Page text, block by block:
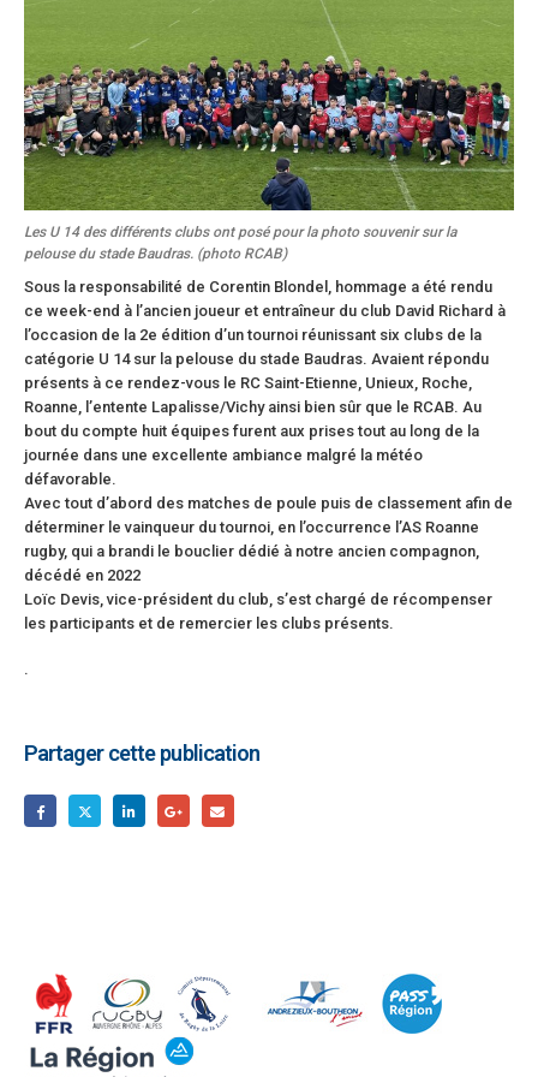
Les U 14 des différents clubs ont posé pour la photo souvenir sur la
pelouse du stade Baudras. (photo RCAB)
Sous la responsabilité de Corentin Blondel, hommage a été rendu
ce week-end à l’ancien joueur et entraîneur du club David Richard à
l’occasion de la 2e édition d’un tournoi réunissant six clubs de la
catégorie U 14 sur la pelouse du stade Baudras. Avaient répondu
présents à ce rendez-vous le RC Saint-Etienne, Unieux, Roche,
Roanne, l’entente Lapalisse/Vichy ainsi bien sûr que le RCAB. Au
bout du compte huit équipes furent aux prises tout au long de la
journée dans une excellente ambiance malgré la météo
défavorable.
Avec tout d’abord des matches de poule puis de classement afin de
déterminer le vainqueur du tournoi, en l’occurrence l’AS Roanne
rugby, qui a brandi le bouclier dédié à notre ancien compagnon,
décédé en 2022
Loïc Devis, vice-président du club, s’est chargé de récompenser
les participants et de remercier les clubs présents.
.
Partager cette publication